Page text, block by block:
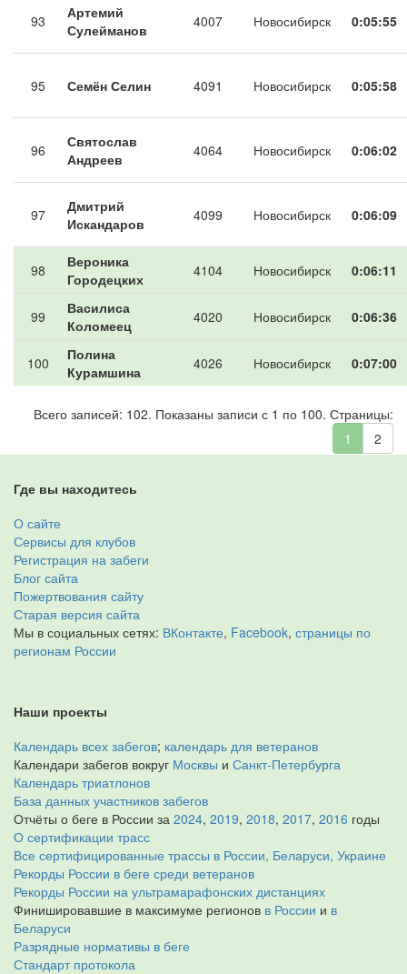
93
Артемий
Сулейманов
4007 Новосибирск 0:05:55
95 Семён Селин 4091 Новосибирск 0:05:58
96
Святослав
Андреев
4064 Новосибирск 0:06:02
97
Дмитрий
Искандаров
4099 Новосибирск 0:06:09
98
Вероника
Городецких
4104 Новосибирск 0:06:11
99
Василиса
Коломеец
4020 Новосибирск 0:06:36
100
Полина
Курамшина
4026 Новосибирск 0:07:00
Всего записей: 102. Показаны записи с 1 по 100. Страницы:
1
2
Где вы находитесь
О сайте
Сервисы для клубов
Регистрация на забеги
Блог сайта
Пожертвования сайту
Старая версия сайта
Мы в социальных сетях: ВКонтакте, Facebook, страницы по
регионам России
Наши проекты
Календарь всех забегов; календарь для ветеранов
Календари забегов вокруг Москвы и Санкт-Петербурга
Календарь триатлонов
База данных участников забегов
Отчёты о беге в России за 2024, 2019, 2018, 2017, 2016 годы
О сертификации трасс
Все сертифицированные трассы в России, Беларуси, Украине
Рекорды России в беге среди ветеранов
Рекорды России на ультрамарафонских дистанциях
Финишировавшие в максимуме регионов в России и в
Беларуси
Разрядные нормативы в беге
Стандарт протокола